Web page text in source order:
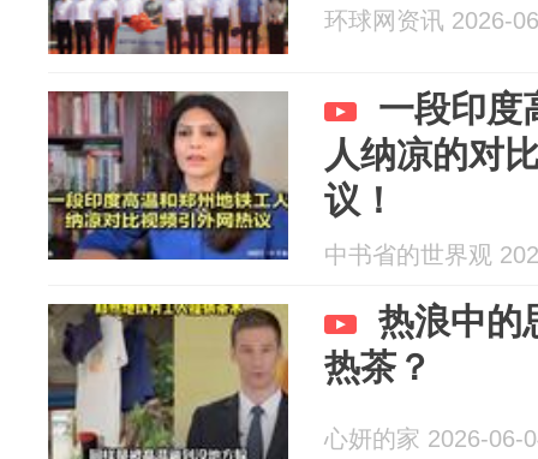
环球网资讯 2026-
一段印度
人纳凉的对
议！
中书省的世界观
热浪中的
热茶？
心妍的家 2026-06-